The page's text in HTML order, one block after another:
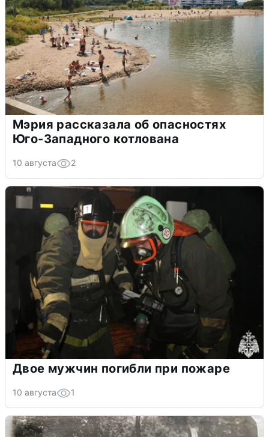
Мэрия рассказала об опасностях
Юго-Западного котлована
10 августа 2
Двое мужчин погибли при пожаре
10 августа 1